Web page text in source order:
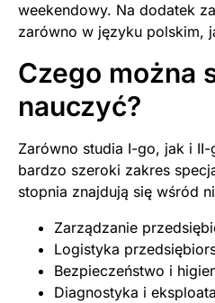
weekendowy. Na dodatek
zarówno w języku polskim,
Czego można
nauczyć?
Zarówno studia I-go, jak i
bardzo szeroki zakres
stopnia znajdują się wśród
Zarządzanie
Logistyka
Bezpieczeństwo i
Diagnostyka i